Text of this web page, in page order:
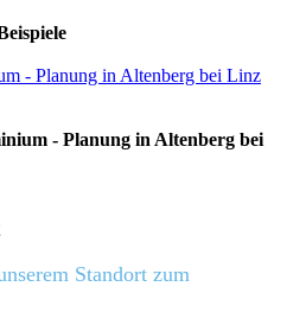
- Planung in Altenberg bei
Standort zum